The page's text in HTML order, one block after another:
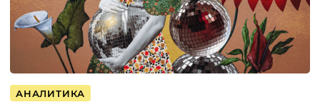
АНАЛИТИКА